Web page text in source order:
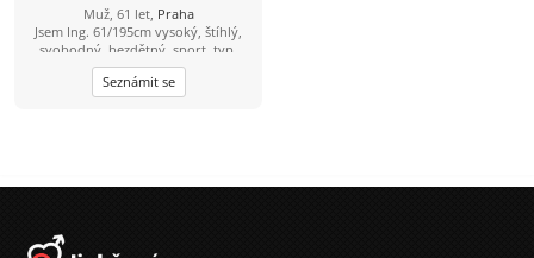
Muž, 61 let, Praha
Jsem Ing. 61/195cm vysoký, štíhlý,
svobodný, bezdětný, sport. typ,
nekuřák, nepiju. Hledám příjemnou
vlídnou nevdanou ženu pro plný
milenecký i přátelský partnerský
vodu i jinam. Zajímá mě i tantra a
společné bydlení možné.
Seznámit se